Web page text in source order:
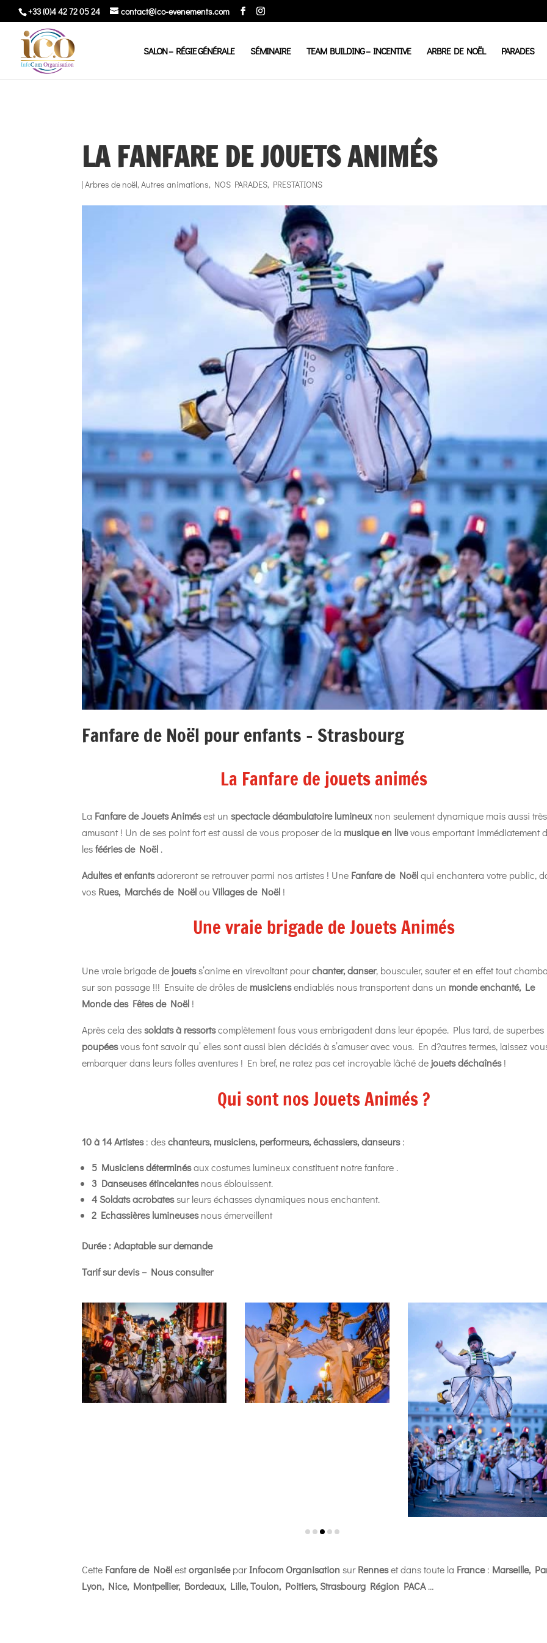
+33 (0)4 42 72 05 24 contact@ico-evenements.com
SALON – RÉGIE GÉNÉRALE SÉMINAIRE TEAM BUILDING – INCENTIVE ARBRE DE NOËL PARADES
LA FANFARE DE JOUETS ANIMÉS
|Arbres de noël,Autres animations, NOS PARADES, PRESTATIONS
Fanfare de Noël pour enfants – Strasbourg
La Fanfare de jouets animés
La Fanfare de Jouets Animésest unspectacle déambulatoire lumineuxnon seulement dynamique mais aussi très
amusant ! Un de ses point fort est aussi de vous proposer de la musique en livevous emportant immédiatement
lesfééries de Noël .
Adultes et enfantsadoreront se retrouver parmi nos artistes ! Une Fanfare de Noëlqui enchantera votre public,
vos Rues, Marchés de NoëlouVillages de Noël !
Une vraie brigade de Jouets Animés
Une vraie brigade dejouetss’anime en virevoltant pourchanter, danser, bousculer, sauter et en effet tout
sur son passage !!! Ensuite de drôles de musiciensendiablés nous transportent dans un monde enchanté, Le
Monde des Fêtes de Noël !
Après cela dessoldats à ressortscomplètement fous vous embrigadent dans leur épopée. Plus tard, de superbes
poupéesvous font savoir qu’ elles sont aussi bien décidés à s’amuser avec vous. En d?autres termes, laissez
embarquer dans leurs folles aventures ! En bref, ne ratez pas cet incroyable lâché dejouets déchaînés!
Qui sont nos Jouets Animés ?
10 à 14 Artistes: deschanteurs, musiciens, performeurs, échassiers, danseurs:
5 Musiciens déterminésaux costumes lumineux constituent notre fanfare .
3 Danseuses étincelantesnous éblouissent.
4 Soldats acrobatessur leurs échasses dynamiques nous enchantent.
2 Echassières lumineusesnous émerveillent
Durée : Adaptable sur demande
Tarif sur devis – Nous consulter
Cette Fanfare de NoëlestorganiséeparInfocom Organisation surRenneset dans toute la France: Marseille,
Lyon, Nice, Montpellier, Bordeaux, Lille, Toulon, Poitiers, Strasbourg Région PACA…